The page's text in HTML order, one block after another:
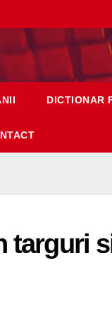
DICTIONAR
targuri